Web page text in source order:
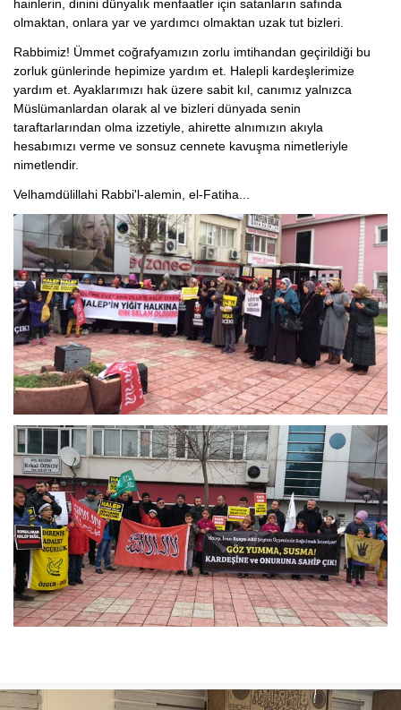
hainlerin, dinini dünyalık menfaatler için satanların safında
olmaktan, onlara yar ve yardımcı olmaktan uzak tut bizleri.
Rabbimiz! Ümmet coğrafyamızın zorlu imtihandan geçirildiği bu
zorluk günlerinde hepimize yardım et. Halepli kardeşlerimize
yardım et. Ayaklarımızı hak üzere sabit kıl, canımız yalnızca
Müslümanlardan olarak al ve bizleri dünyada senin
taraftarlarından olma izzetiyle, ahirette alnımızın akıyla
hesabımızı verme ve sonsuz cennete kavuşma nimetleriyle
nimetlendir.
Velhamdülillahi Rabbi'l-alemin, el-Fatiha...